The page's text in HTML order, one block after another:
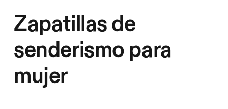
Zapatillas de
senderismo para
mujer